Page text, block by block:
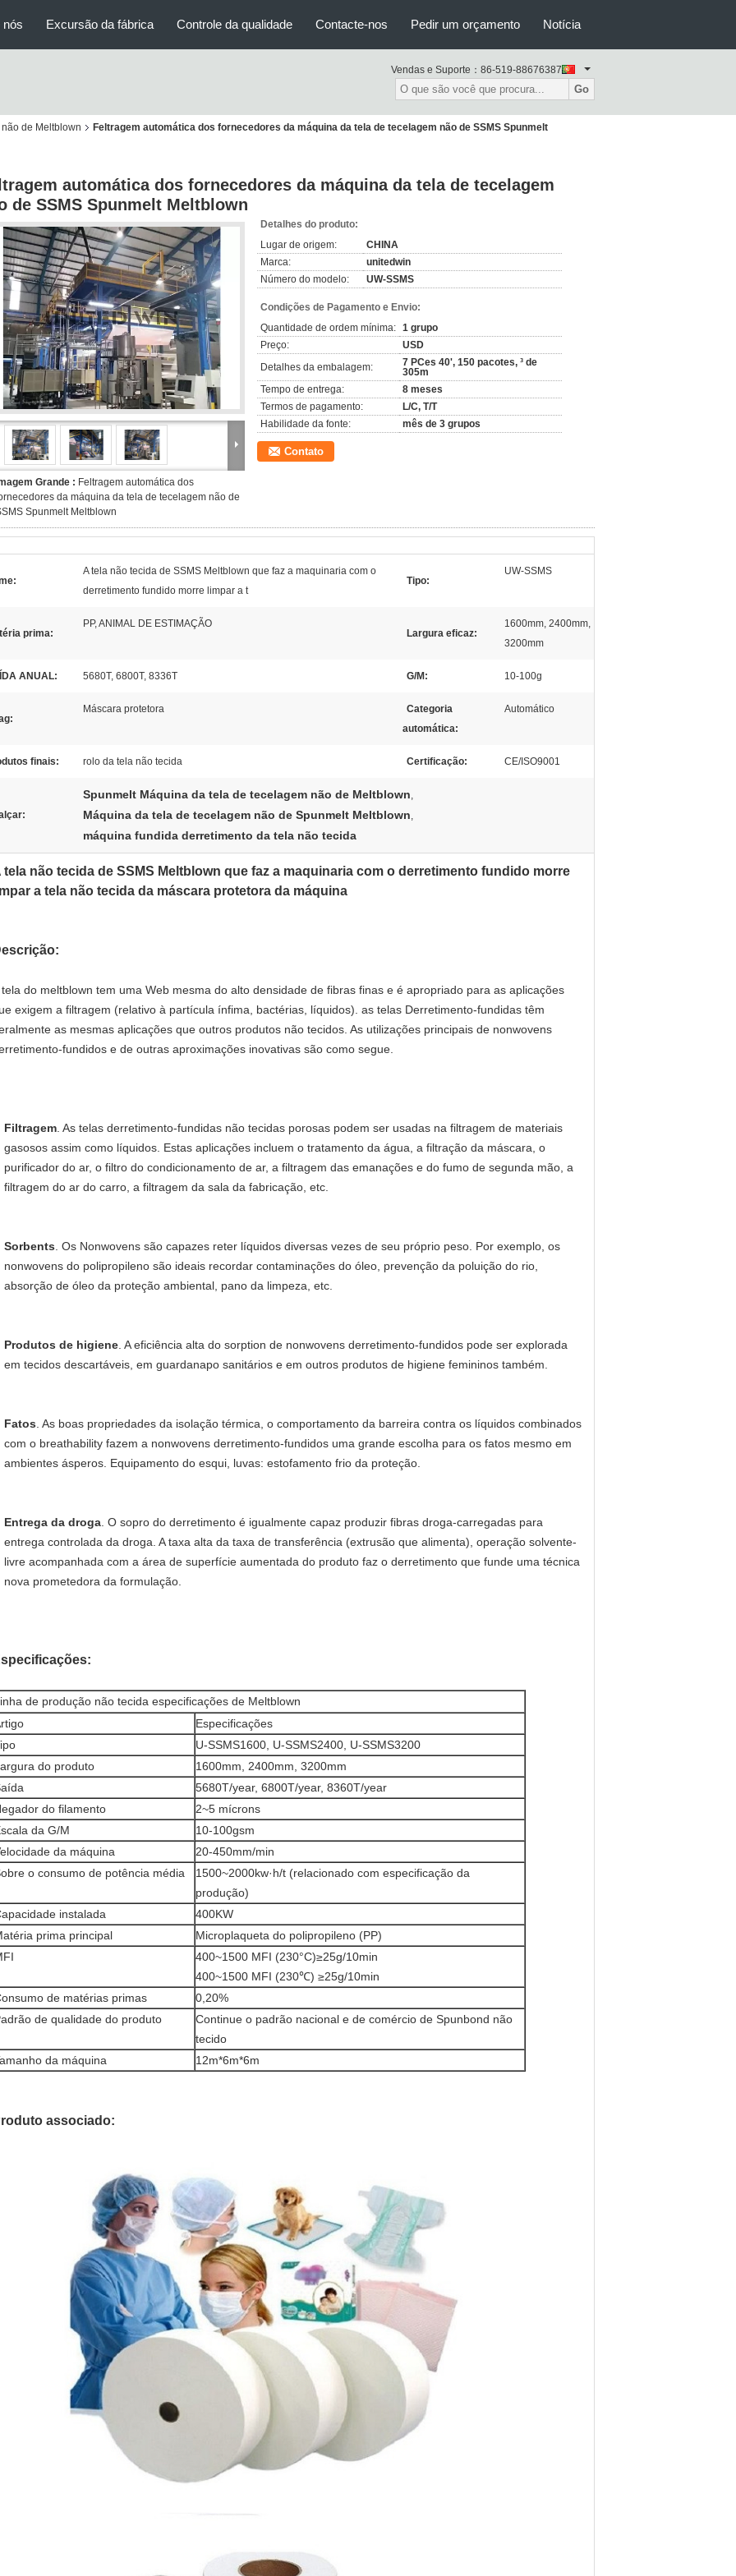
nós Excursão da fábrica Controle da qualidade Contacte-nos Pedir um orçamento Notícia
Vendas e Suporte： 86-519-88676387
Go
de Meltblown Feltragem automática dos fornecedores da máquina da tela de tecelagem não de SSMS Spunmelt
automática dos fornecedores da máquina da tela de tecelagem
de SSMS Spunmelt Meltblown
Grande : Feltragem automática dos
da máquina da tela de tecelagem não de
Spunmelt Meltblown
Detalhes do produto:
Lugar de origem:
CHINA
Marca:
unitedwin
Número do modelo:
UW-SSMS
Condições de Pagamento e Envio:
Quantidade de ordem mínima: 1 grupo
Preço:
USD
Detalhes da embalagem:
7 PCes 40', 150 pacotes, ³ de
305m
Tempo de entrega:
8 meses
Termos de pagamento:
L/C, T/T
Habilidade da fonte:
mês de 3 grupos
Contato
A tela não tecida de SSMS Meltblown que faz a maquinaria com o
derretimento fundido morre limpar a t
Tipo:
UW-SSMS
prima:
PP, ANIMAL DE ESTIMAÇÃO
Largura eficaz:
1600mm, 2400mm,
3200mm
ANUAL: 5680T, 6800T, 8336T G/M: 10-100g
Máscara protetora
Categoria
automática:
Automático
finais: rolo da tela não tecida Certificação: CE/ISO9001
Spunmelt Máquina da tela de tecelagem não de Meltblown,
Máquina da tela de tecelagem não de Spunmelt Meltblown,
máquina fundida derretimento da tela não tecida
tela não tecida de SSMS Meltblown que faz a maquinaria com o derretimento fundido morre
a tela não tecida da máscara protetora da máquina
tela do meltblown tem uma Web mesma do alto densidade de fibras finas e é apropriado para as aplicações
exigem a filtragem (relativo à partícula ínfima, bactérias, líquidos). as telas Derretimento-fundidas têm
as mesmas aplicações que outros produtos não tecidos. As utilizações principais de nonwovens
fundidos e de outras aproximações inovativas são como segue.
Filtragem . As telas derretimento-fundidas não tecidas porosas podem ser usadas na filtragem de materiais
gasosos assim como líquidos. Estas aplicações incluem o tratamento da água, a filtração da máscara, o
purificador do ar, o filtro do condicionamento de ar, a filtragem das emanações e do fumo de segunda mão, a
filtragem do ar do carro, a filtragem da sala da fabricação, etc.
Sorbents . Os Nonwovens são capazes reter líquidos diversas vezes de seu próprio peso. Por exemplo, os
nonwovens do polipropileno são ideais recordar contaminações do óleo, prevenção da poluição do rio,
absorção de óleo da proteção ambiental, pano da limpeza, etc.
Produtos de higiene . A eficiência alta do sorption de nonwovens derretimento-fundidos pode ser explorada
em tecidos descartáveis, em guardanapo sanitários e em outros produtos de higiene femininos também.
Fatos . As boas propriedades da isolação térmica, o comportamento da barreira contra os líquidos combinados
com o breathability fazem a nonwovens derretimento-fundidos uma grande escolha para os fatos mesmo em
ambientes ásperos. Equipamento do esqui, luvas: estofamento frio da proteção.
Entrega da droga . O sopro do derretimento é igualmente capaz produzir fibras droga-carregadas para
entrega controlada da droga. A taxa alta da taxa de transferência (extrusão que alimenta), operação solvente-
livre acompanhada com a área de superfície aumentada do produto faz o derretimento que funde uma técnica
nova prometedora da formulação.
de produção não tecida especificações de Meltblown
Especificações
U-SSMS1600, U-SSMS2400, U-SSMS3200
do produto
1600mm, 2400mm, 3200mm
5680T/year, 6800T/year, 8360T/year
do filamento
2~5 mícrons
da G/M
10-100gsm
da máquina
20-450mm/min
o consumo de potência média
1500~2000kw·h/t (relacionado com especificação da
produção)
instalada
400KW
prima principal
Microplaqueta do polipropileno (PP)
400~1500 MFI (230°C)≥25g/10min
400~1500 MFI (230℃) ≥25g/10min
de matérias primas
0,20%
de qualidade do produto
Continue o padrão nacional e de comércio de Spunbond não
tecido
da máquina
12m*6m*6m
associado: